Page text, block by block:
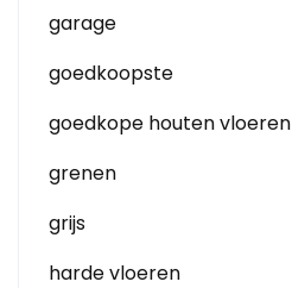
garage
goedkoopste
goedkope houten vloeren
grenen
grijs
harde vloeren